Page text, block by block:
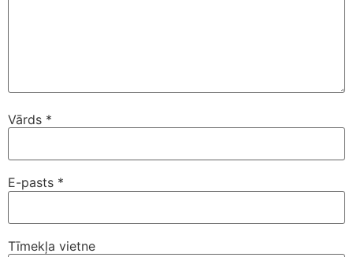
Vārds *
E-pasts *
Tīmekļa vietne